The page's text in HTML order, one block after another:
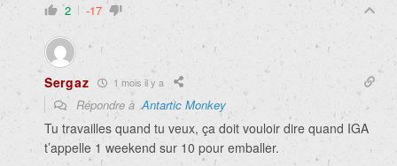
2 -17
Sergaz 1 mois il y a
Répondre àAntartic Monkey
Tu travailles quand tu veux, ça doit vouloir dire quand IGA
t’appelle 1 weekend sur 10 pour emballer.